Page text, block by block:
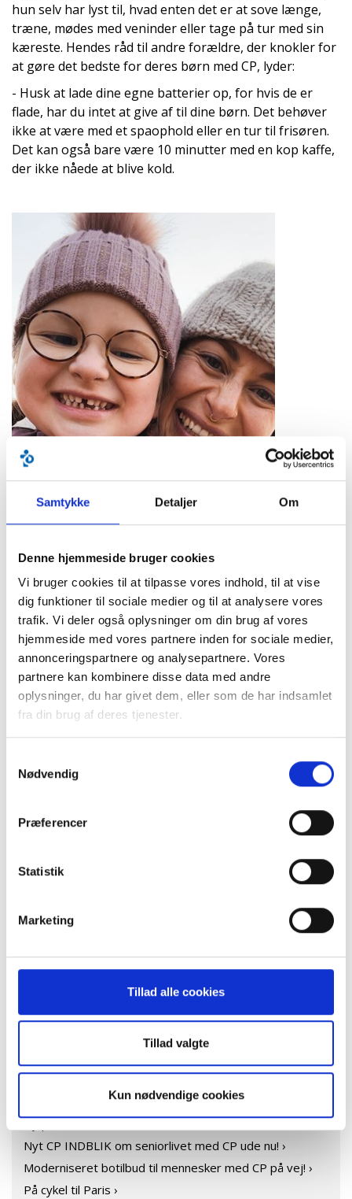
Samtykke Detaljer Om
Denne hjemmeside bruger cookies
Vi bruger cookies til at tilpasse vores indhold, til at vise
dig funktioner til sociale medier og til at analysere vores
trafik. Vi deler også oplysninger om din brug af vores
hjemmeside med vores partnere inden for sociale medier,
annonceringspartnere og analysepartnere. Vores
partnere kan kombinere disse data med andre
oplysninger, du har givet dem, eller som de har indsamlet
fra din brug af deres tjenester.
Nødvendig
Præferencer
Statistik
Marketing
Tillad alle cookies
Tillad valgte
Kun nødvendige cookies
hun selv har lyst til, hvad enten det er at sove længe,
træne, mødes med veninder eller tage på tur med sin
kæreste. Hendes råd til andre forældre, der knokler for
at gøre det bedste for deres børn med CP, lyder:
- Husk at lade dine egne batterier op, for hvis de er
flade, har du intet at give af til dine børn. Det behøver
ikke at være med et spaophold eller en tur til frisøren.
Det kan også bare være 10 minutter med en kop kaffe,
der ikke nåede at blive kold.
I dag er der faldet mere ro over Ronjas og Signes
hverdag end der var, da Ronja var helt lille, hvor alt
handlede om at få styr på hendes behandling.
Artiklen er bragt i vores medlemsmagasin CP
FÅ RÅDGIVNING ›
KURSER & ARRANGEMENTER ›
Ny podcast: Når CP bliver en del af familien ›
Nyt CP INDBLIK om seniorlivet med CP ude nu! ›
Moderniseret botilbud til mennesker med CP på vej! ›
På cykel til Paris ›